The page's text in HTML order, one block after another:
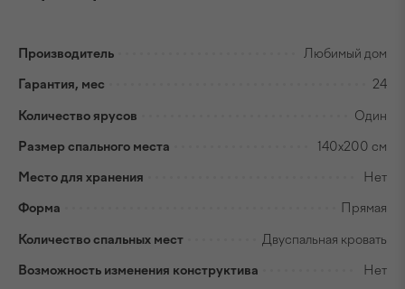
Производитель Любимый дом
Гарантия, мес 24
Количество ярусов Один
Размер спального места 140x200 см
Место для хранения Нет
Форма Прямая
Количество спальных мест Двуспальная кровать
Возможность изменения конструктива Нет